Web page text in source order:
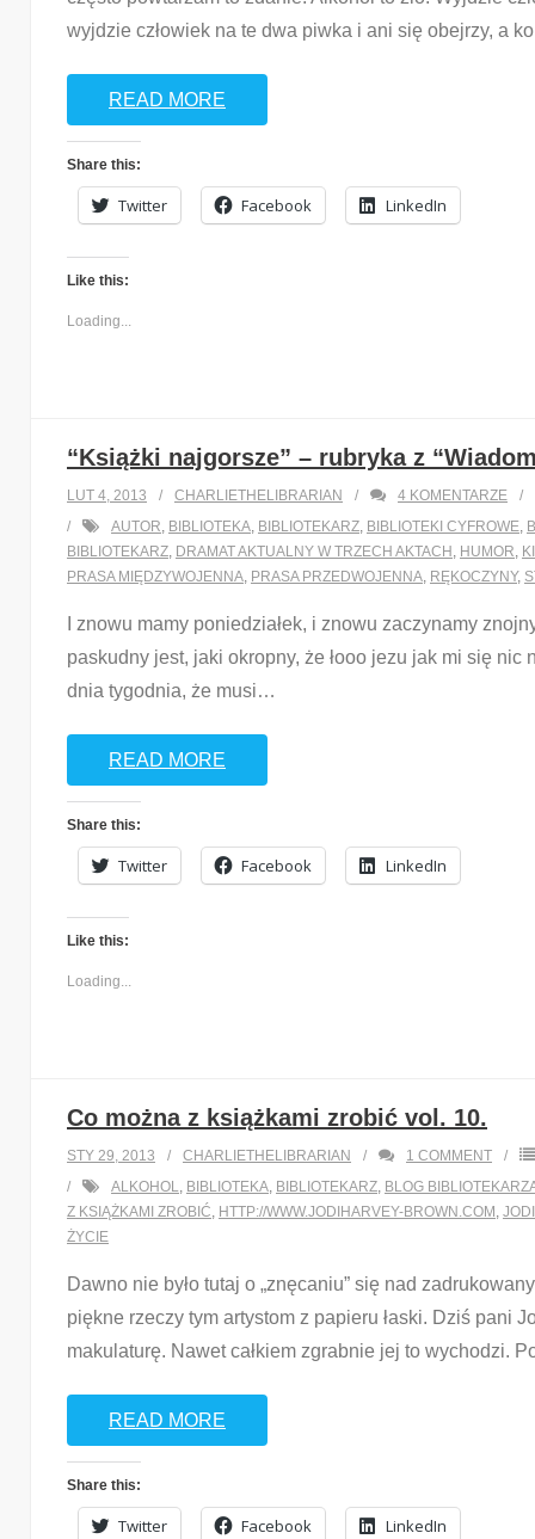
wyjdzie człowiek na te dwa piwka i ani się obejrzy, a
READ MORE
Share this:
Twitter Facebook LinkedIn
Like this:
Loading...
“Książki najgorsze” – rubryka z
LUT 4, 2013 CHARLIETHELIBRARIAN 4 KOMENTARZE
AUTOR, BIBLIOTEKA, BIBLIOTEKARZ, BIBLIOTEKI CYFROWE,
BIBLIOTEKARZ, DRAMAT AKTUALNY W TRZECH AKTACH , HUMOR,
PRASA MIĘDZYWOJENNA, PRASA PRZEDWOJENNA, RĘKOCZYNY,
I znowu mamy poniedziałek, i znowu zaczynamy
paskudny jest, jaki okropny, że łooo jezu jak mi się
dnia tygodnia, że musi…
READ MORE
Share this:
Twitter Facebook LinkedIn
Like this:
Loading...
Co można z książkami zrobić vol. 10.
STY 29, 2013 CHARLIETHELIBRARIAN 1 COMMENT
ALKOHOL, BIBLIOTEKA, BIBLIOTEKARZ, BLOG
Z KSIĄŻKAMI ZROBIĆ, HTTP://WWW.JODIHARVEY-BROWN.COM ,
ŻYCIE
Dawno nie było tutaj o „znęcaniu” się nad
piękne rzeczy tym artystom z papieru łaski. Dziś pani
makulaturę. Nawet całkiem zgrabnie jej to
READ MORE
Share this:
Twitter Facebook LinkedIn